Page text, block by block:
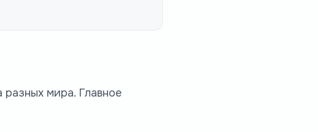
разных мира. Главное